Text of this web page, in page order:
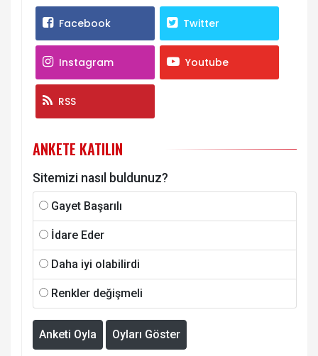
Facebook Twitter
Instagram Youtube
RSS
ANKETE KATILIN
Sitemizi nasıl buldunuz?
Gayet Başarılı
İdare Eder
Daha iyi olabilirdi
Renkler değişmeli
Anketi Oyla Oyları Göster